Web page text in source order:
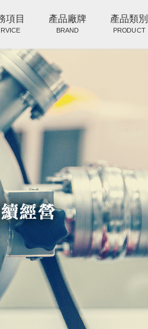
項目 產品廠牌
BRAND
產品類別
PRODUCT